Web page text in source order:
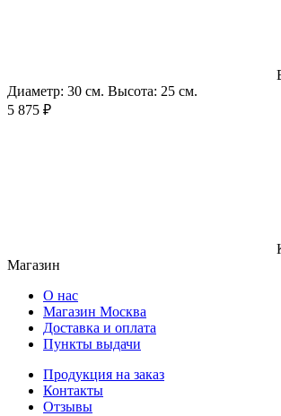
Диаметр: 30 см. Высота: 25 см.
5 875 ₽
Магазин
О нас
Магазин Москва
Доставка и оплата
Пункты выдачи
Продукция на заказ
Контакты
Отзывы